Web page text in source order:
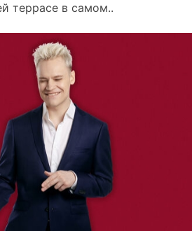
террасе в самом..